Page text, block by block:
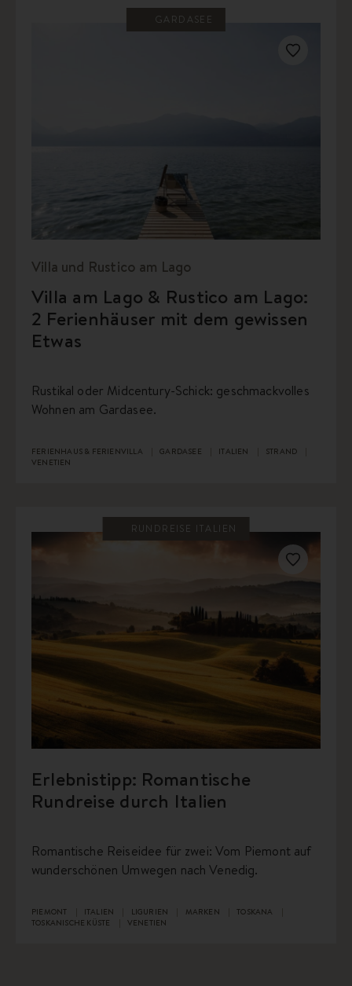
GARDASEE
Villa und Rustico am Lago
Villa am Lago & Rustico am Lago:
2 Ferienhäuser mit dem gewissen
Etwas
Rustikal oder Midcentury-Schick: geschmackvolles
Wohnen am Gardasee.
FERIENHAUS & FERIENVILLA GARDASEE ITALIEN
STRAND
VENETIEN
RUNDREISE ITALIEN
Erlebnistipp: Romantische
Rundreise durch Italien
Romantische Reiseidee für zwei: Vom Piemont auf
wunderschönen Umwegen nach Venedig.
PIEMONT ITALIEN LIGURIEN MARKEN
TOSKANA
TOSKANISCHE KÜSTE
VENETIEN